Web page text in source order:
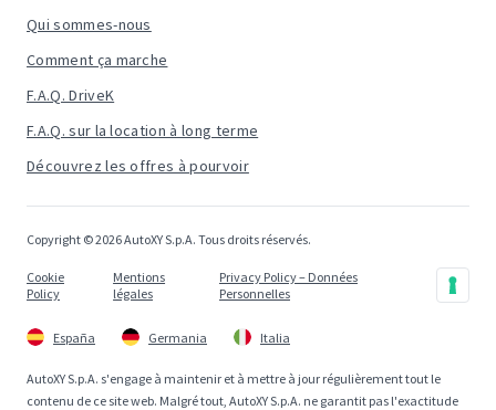
Qui sommes-nous
Comment ça marche
F.A.Q. DriveK
F.A.Q. sur la location à long terme
Découvrez les offres à pourvoir
Copyright © 2026 AutoXY S.p.A. Tous droits réservés.
Cookie
Policy
Mentions
légales
Privacy Policy – Données
Personnelles
España Germania Italia
AutoXY S.p.A. s'engage à maintenir et à mettre à jour régulièrement tout le
contenu de ce site web. Malgré tout, AutoXY S.p.A. ne garantit pas l'exactitude